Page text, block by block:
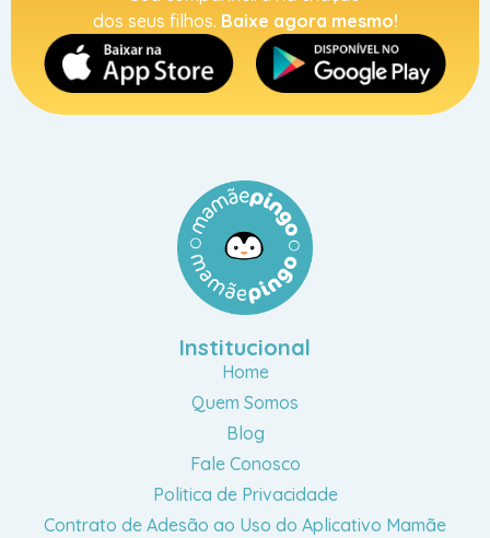
dos seus filhos. Baixe agora mesmo!
Institucional
Home
Quem Somos
Blog
Fale Conosco
Politica de Privacidade
Contrato de Adesão ao Uso do Aplicativo Mamãe